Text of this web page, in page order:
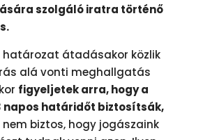
szolgáló iratra történő
határozat átadásakor közlik
alá vonti meghallgatás
figyeljetek arra, hogy a
napos határidőt biztosítsák,
nem biztos, hogy jogászaink